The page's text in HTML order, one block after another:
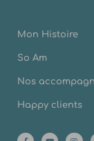
Mon Histoire
So Am
Nos
Happy clients